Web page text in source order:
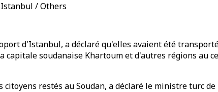
Istanbul / Others
d'Istanbul, a déclaré qu'elles avaient été
soudanaise Khartoum et d'autres régions au
restés au Soudan, a déclaré le ministre turc